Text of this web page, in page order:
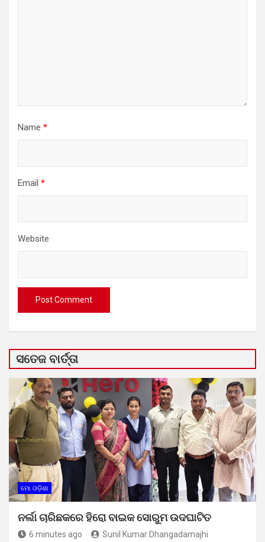
Name *
Email *
Website
ସତେଜ ବାର୍ତ୍ତା
ମୋ ଓଡ଼ିଶା
ନର୍ଲା ଚାରିଛକରେ ହିରୋ ବାଇକ ସୋରୁମ ଉଦଘାଟିତ
6 minutes ago Sunil Kumar Dhangadamajhi